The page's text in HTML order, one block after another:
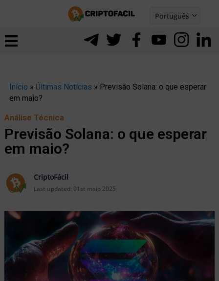
Português
Español
Início » Últimas Notícias » Previsão Solana: o que esperar
em maio?
Análise Técnica
Previsão Solana: o que esperar
em maio?
CriptoFácil
Last updated: 01st maio 2025